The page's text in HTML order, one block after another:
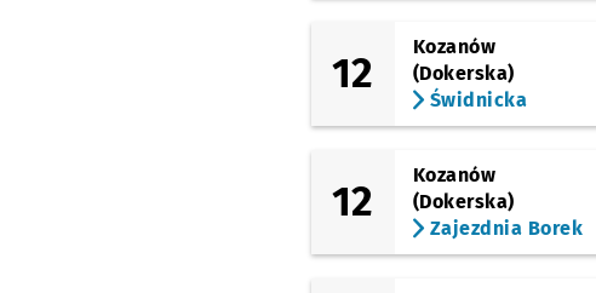
12
Kozanów
(Dokerska)
Świdnicka
12
Kozanów
(Dokerska)
Zajezdnia Borek